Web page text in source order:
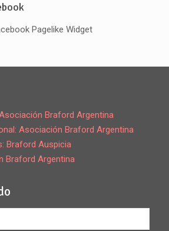
Braford Argentina
Asociación Braford Argentina
Braford Auspicia
Braford Argentina